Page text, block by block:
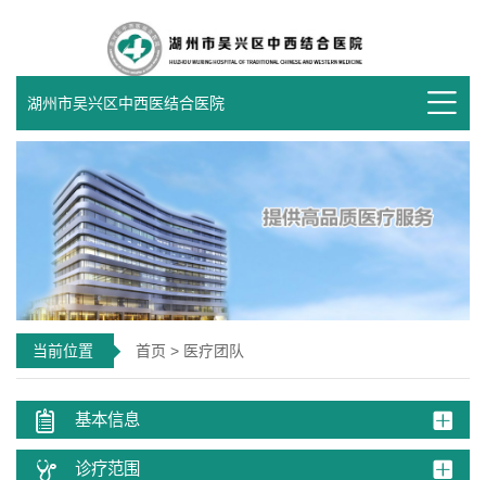
湖州市吴兴区中西医结合医院
当前位置 首页 > 医疗团队
基本信息
诊疗范围